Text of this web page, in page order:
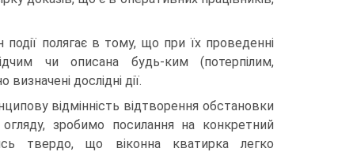
події полягає в тому, що при їх проведенні
чи описана будь-ким (потерпілим,
дослідні дії.
відмінність відтворення обстановки
огляду, зробимо посилання на конкретний
твердо, що віконна кватирка легко